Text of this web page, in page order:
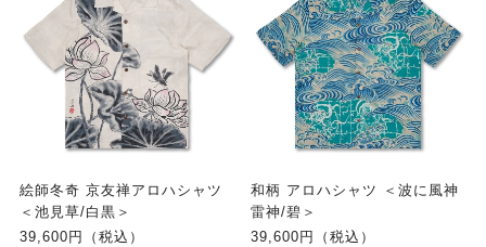
絵師冬奇 京友禅アロハシャツ
＜池見草/白黒＞
39,600円（税込）
和柄 アロハシャツ ＜波に風神
雷神/碧＞
39,600円（税込）